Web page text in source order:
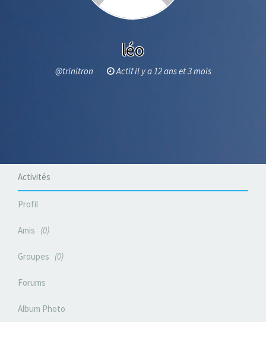
léo
@trinitron Actif il y a 12 ans et 3 mois
Activités
Profil
Amis 0
Groupes 0
Forums
Album Photo